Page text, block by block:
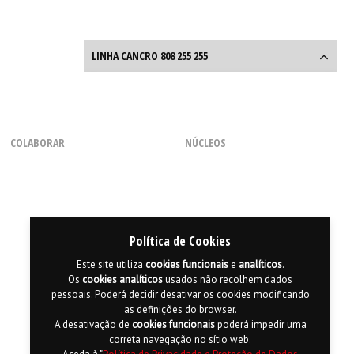
Política de Cookies
Este site utiliza cookiesfuncionaise analíticos.
Os cookies analíticosusados não recolhem dados
pessoais. Poderá decidir desativar os cookies modificando
as definições do browser.
A desativação de cookiesfuncionaispoderá impedir uma
correta navegação no sítio web.
LINHA CANCRO 808 255 255
Entre o que diz e o que sente
COLABORAR
NÚCLEOS
Regional do Sul